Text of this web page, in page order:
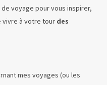
voyage pour vous inspirer,
vivre à votre tour des
mes voyages (ou les